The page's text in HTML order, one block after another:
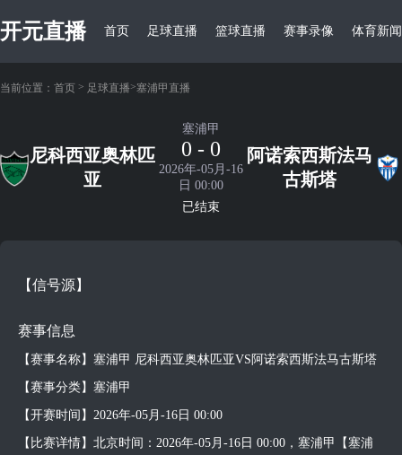
开元直播 首页 足球直播 篮球直播 赛事录像 体育新闻
当前位置： 首页 > 足球直播>塞浦甲直播
尼科西亚奥林匹
亚
塞浦甲
0 - 0
2026年-05月-16
日 00:00
已结束
阿诺索西斯法马
古斯塔
【信号源】
赛事信息
【赛事名称】塞浦甲 尼科西亚奥林匹亚VS阿诺索西斯法马古斯塔
【赛事分类】塞浦甲
【开赛时间】2026年-05月-16日 00:00
【比赛详情】北京时间：2026年-05月-16日 00:00，塞浦甲【塞浦